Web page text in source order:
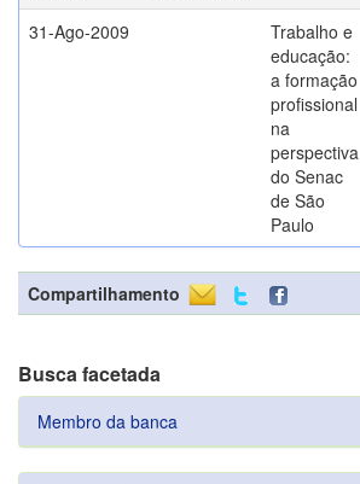
31-Ago-2009
Trabalho e
educação:
a formação
profissional
na
perspectiva
do Senac
de São
Paulo
Compartilhamento
Busca facetada
Membro da banca